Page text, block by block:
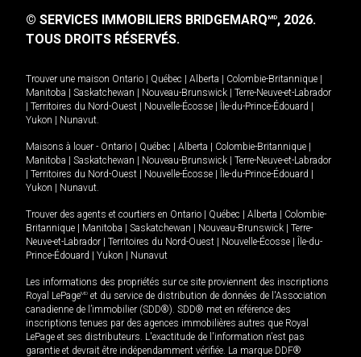
© SERVICES IMMOBILIERS BRIDGEMARQMD, 2026.
TOUS DROITS RÉSERVÉS.
Trouver une maison Ontario | Québec | Alberta | Colombie-Britannique |
Manitoba | Saskatchewan | Nouveau-Brunswick | Terre-Neuve-et-Labrador
| Territoires du Nord-Ouest | Nouvelle-Écosse | Île-du-Prince-Édouard |
Yukon | Nunavut
Maisons à louer - Ontario | Québec | Alberta | Colombie-Britannique |
Manitoba | Saskatchewan | Nouveau-Brunswick | Terre-Neuve-et-Labrador
| Territoires du Nord-Ouest | Nouvelle-Écosse | Île-du-Prince-Édouard |
Yukon | Nunavut
Trouver des agents et courtiers en Ontario | Québec | Alberta | Colombie-
Britannique | Manitoba | Saskatchewan | Nouveau-Brunswick | Terre-
Neuve-et-Labrador | Territoires du Nord-Ouest | Nouvelle-Écosse | Île-du-
Prince-Édouard | Yukon | Nunavut
Les informations des propriétés sur ce site proviennent des inscriptions
Royal LePageMD et du service de distribution de données de l'Association
canadienne de l’immobilier (SDD®). SDD® met en référence des
inscriptions tenues par des agences immobilières autres que Royal
LePage et ses distributeurs. L'exactitude de l'information n'est pas
garantie et devrait être indépendamment vérifiée. La marque DDF®